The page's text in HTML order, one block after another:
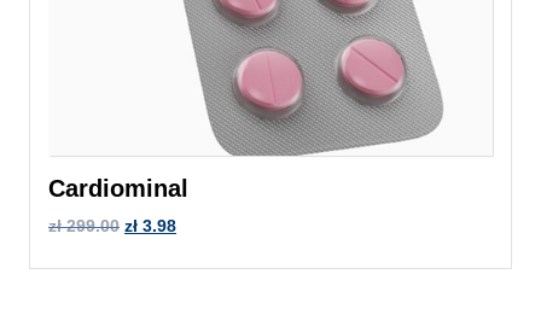
Cardiominal
zł299.00 zł 3.98